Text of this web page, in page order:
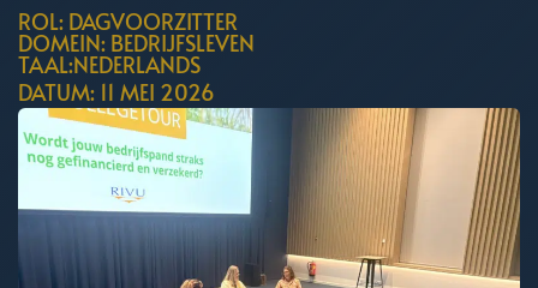
ROL: DAGVOORZITTER
DOMEIN: BEDRIJFSLEVEN
TAAL:NEDERLANDS
DATUM: 11 MEI 2026